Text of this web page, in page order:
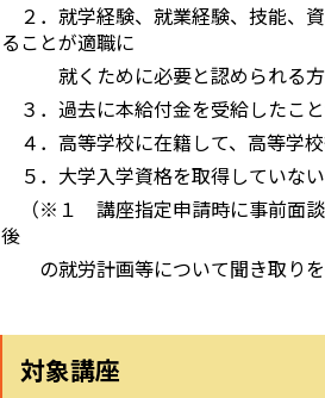
２．就学経験、就業経験、技能、
ることが適職に
就くために必要と認められる方
３．過去に本給付金を受給したこ
４．高等学校に在籍して、高等学
５．大学入学資格を取得していな
（※１ 講座指定申請時に事前面談
後
の就労計画等について聞き取りを
対象講座